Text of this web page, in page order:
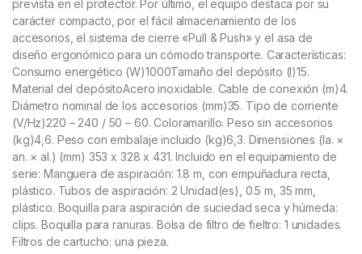
prevista en el protector. Por último, el equipo destaca por su
carácter compacto, por el fácil almacenamiento de los
accesorios, el sistema de cierre «Pull & Push» y el asa de
diseño ergonómico para un cómodo transporte. Características:
Consumo energético (W)1000Tamaño del depósito (l)15.
Material del depósitoAcero inoxidable. Cable de conexión (m)4.
Diámetro nominal de los accesorios (mm)35. Tipo de corriente
(V/Hz)220 – 240 / 50 – 60. Coloramarillo. Peso sin accesorios
(kg)4,6. Peso con embalaje incluido (kg)6,3. Dimensiones (la. ×
an. × al.) (mm) 353 x 328 x 431. Incluido en el equipamiento de
serie: Manguera de aspiración: 1.8 m, con empuñadura recta,
plástico. Tubos de aspiración: 2 Unidad(es), 0.5 m, 35 mm,
plástico. Boquilla para aspiración de suciedad seca y húmeda:
clips. Boquilla para ranuras. Bolsa de filtro de fieltro: 1 unidades.
Filtros de cartucho: una pieza.